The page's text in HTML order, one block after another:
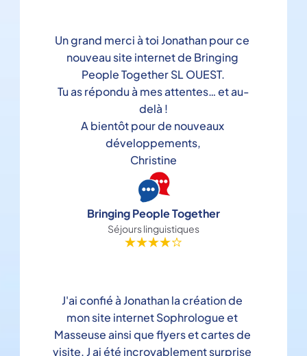
Un grand merci à toi Jonathan pour ce
nouveau site internet de Bringing
People Together SL OUEST.
Tu as répondu à mes attentes… et au-
delà !
A bientôt pour de nouveaux
développements,
Christine
Bringing People Together
Séjours linguistiques
J'ai confié à Jonathan la création de
mon site internet Sophrologue et
Masseuse ainsi que flyers et cartes de
visite. J ai été incroyablement surprise